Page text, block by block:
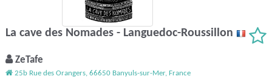
La cave des Nomades - Languedoc-Roussillon
ZeTafe
25b Rue des Orangers, 66650 Banyuls-sur-Mer, France